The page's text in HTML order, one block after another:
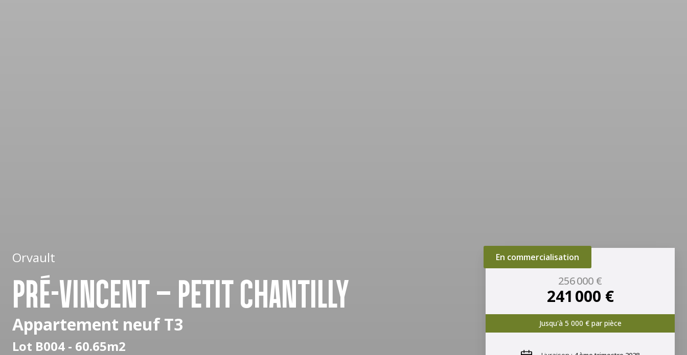
Orvault
PRÉ-VINCENT – PETIT CHANTILLY
Appartement neuf T3
Lot B004 - 60.65m2
En commercialisation
256 000 €
241 000 €
Jusqu'à 5 000 € par pièce